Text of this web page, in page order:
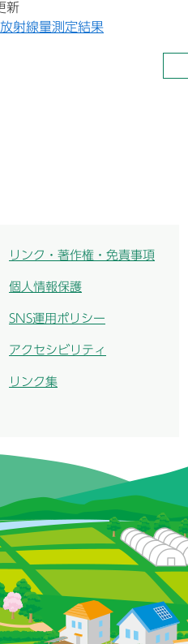
新
射線量測定結果
リンク・著作権・免責事項
個人情報保護
SNS運用ポリシー
アクセシビリティ
リンク集